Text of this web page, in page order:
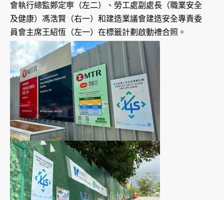
會執行總監鄭定寕（左二）、勞工處副處長（職業安全
及健康）馮浩賢（右一）和建造業議會建造安全專責委
員會主席王紹恆（左一）在標籤計劃啟動禮合照。